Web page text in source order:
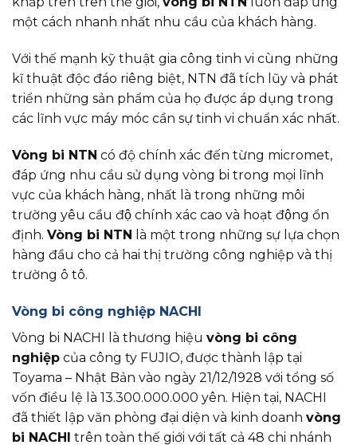
một cách nhanh nhất nhu cầu của khách hàng.
Với thế mạnh kỹ thuật gia công tinh vi cùng những
kĩ thuật độc đáo riêng biệt, NTN đã tích lũy và phát
triển những sản phẩm của họ được áp dụng trong
các lĩnh vực máy móc cần sự tinh vi chuẩn xác nhất.
Vòng bi NTN có độ chính xác đến từng micromet,
đáp ứng nhu cầu sử dụng vòng bi trong mọi lĩnh
vực của khách hàng, nhất là trong những môi
trường yêu cầu độ chính xác cao và hoạt động ổn
định. Vòng bi NTN là một trong những sự lựa chọn
hàng đầu cho cả hai thị trường công nghiệp và thị
trường ô tô.
Vòng bi công nghiệp NACHI
Vòng bi NACHI là thương hiệu vòng bi công
nghiệp của công ty FUJIO, được thành lập tại
Toyama – Nhật Bản vào ngày 21/12/1928 với tổng số
vốn điều lệ là 13.300.000.000 yên. Hiện tại, NACHI
đã thiết lập văn phòng đại diện và kinh doanh vòng
bi NACHI trên toàn thế giới với tất cả 48 chi nhánh